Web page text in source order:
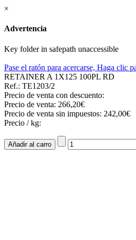
×
Advertencia
Key folder in safepath unaccessible
Pase el ratón para acercarse, Haga clic
RETAINER A 1X125 100PL RD
Ref.: TE1203/2
Precio de venta con descuento:
Precio de venta: 266,20€
Precio de venta sin impuestos: 242,00€
Precio / kg: